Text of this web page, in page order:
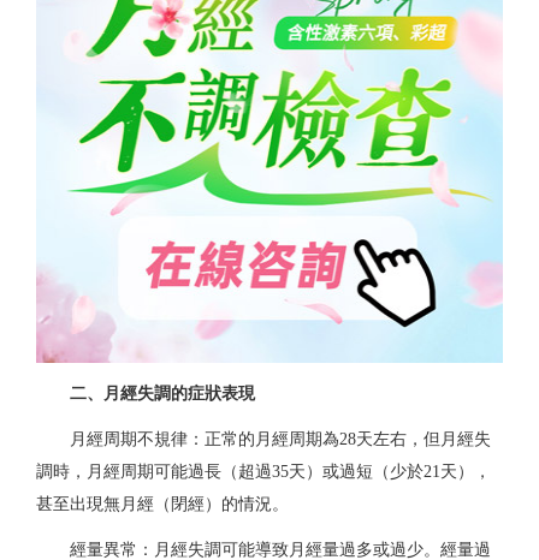
二、月經失調的症狀表現
月經周期不規律： 正常的月經周期為28天左右，但月經失
調時，月經周期可能過長（超過35天）或過短（少於21天），
甚至出現無月經（閉經）的情況。
經量異常： 月經失調可能導致月經量過多或過少。經量過